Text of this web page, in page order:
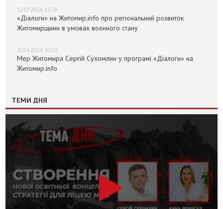
12.07.2024, 12:36
«Діалоги» на Житомир.info про регіональний розвиток
Житомирщини в умовах воєнного стану
17.04.2024, 10:29
Мер Житомира Сергій Сухомлин у програмі «Діалоги» на
Житомир.info
ТЕМИ ДНЯ